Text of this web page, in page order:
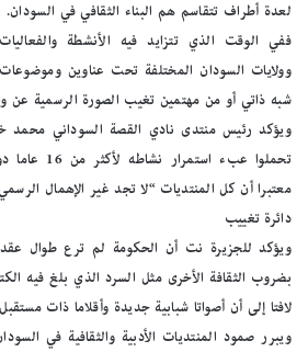
لعدة أطراف تتقاسم هم البناء الثقافي في السودان.
ففي الوقت الذي تتزايد فيه الأنشطة
وولايات السودان المختلفة تحت عناوين وموضوعات
شبه ذاتي أو من مهتمين تغيب الصورة الرسمية عن
ويؤكد رئيس منتدى نادي القصة السوداني محمد
تحملوا عبء
معتبرا أن كل المنتديات “لا تجد غير الإهمال
دائرة تغييب
ويؤكد للجزيرة نت أن الحكومة لم ترع طوال
بضروب الثقافة الأخرى مثل السرد الذي بلغ فيه
لافتا إلى أن أصواتا شبابية جديدة وأقلاما ذات
ويبرر صمود المنتديات الأدبية والثقافية في